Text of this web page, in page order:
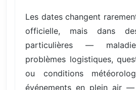
Les dates changent
officielle, mais dans
particulières —
problèmes logistiques,
ou conditions
événements en plein air